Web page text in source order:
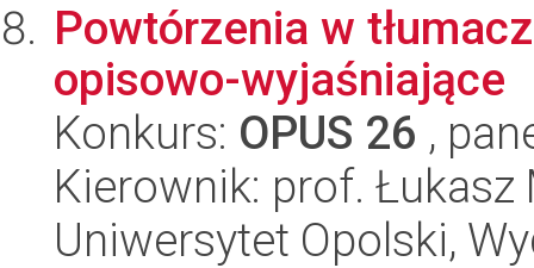
Powtórzenia w
opisowo-wyjaśniające
Konkurs: OPUS 26 ,
Kierownik: prof. Łukasz
Uniwersytet Opolski,